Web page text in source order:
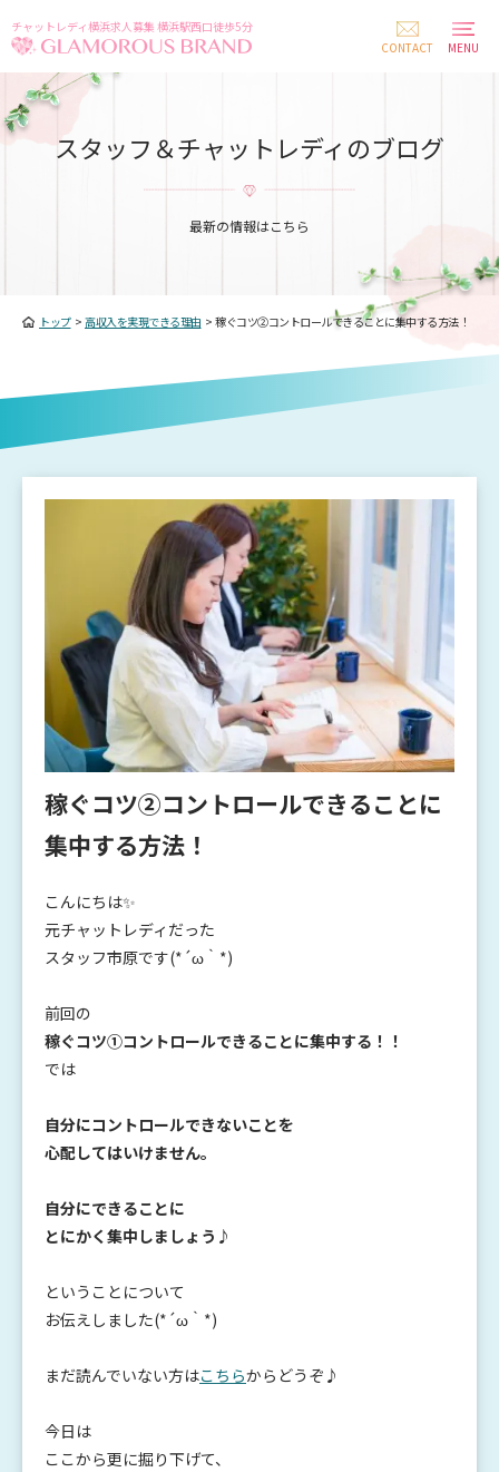
チャットレディ横浜求人募集 横浜駅西口徒歩5分
CONTACT
MENU
スタッフ＆チャットレディのブログ
最新の情報はこちら
トップ> 高収入を実現できる理由 > 稼ぐコツ②コントロールできることに集中する方法！
稼ぐコツ②コントロールできることに
集中する方法！
こんにちは✨
元チャットレディだった
スタッフ市原です(*´ω｀*)
前回の
稼ぐコツ①コントロールできることに集中する！！
では
自分にコントロールできないことを
心配してはいけません。
自分にできることに
とにかく集中しましょう♪
ということについて
お伝えしました(*´ω｀*)
まだ読んでいない方はこちらからどうぞ♪
今日は
ここから更に掘り下げて、